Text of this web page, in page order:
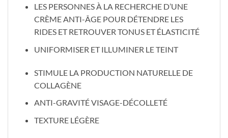
LES PERSONNES À LA RECHERCHE D’UNE
CRÈME ANTI-ÂGE POUR DÉTENDRE LES
RIDES ET RETROUVER TONUS ET ÉLASTICITÉ
UNIFORMISER ET ILLUMINER LE TEINT
STIMULE LA PRODUCTION NATURELLE DE
COLLAGÈNE
ANTI-GRAVITÉ VISAGE-DÉCOLLETÉ
TEXTURE LÉGÈRE